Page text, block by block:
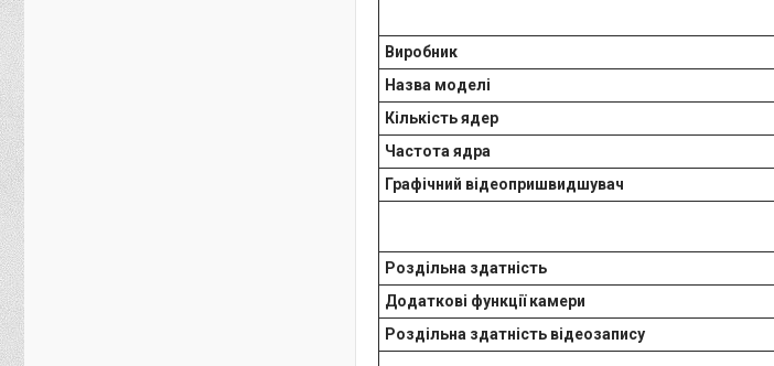
Виробник
Назва моделі
Кількість ядер
Частота ядра
Графічний відеопришвидшувач
Роздільна здатність
Додаткові функції камери
Роздільна здатність відеозапису